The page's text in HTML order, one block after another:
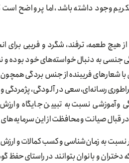
وجود داشته باشد، اما پر واضح است
هیچ طعمه، ترفند، شگرد و فریبی برای
جنسی به دنبال خواسته‌های خود بوده و
شعارهای فریبنده از جنس بردگی همچون
رسانه‌ای، سعی در آلودگی،
و آموزشی نسبت به تبیین جایگاه و
قبال صیانت و محافظت از این سرمایه‌های
نسبت به زمان‌شناسی و کسب کمالات و
دختران و بانوان بتوانند در راستای